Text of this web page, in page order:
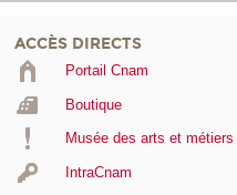
ACCÈS DIRECTS
Portail Cnam
Boutique
Musée des arts et métiers
IntraCnam